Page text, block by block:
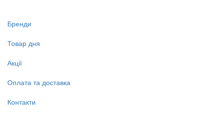
Бренди
Товар дня
Акції
Оплата та доставка
Контакти